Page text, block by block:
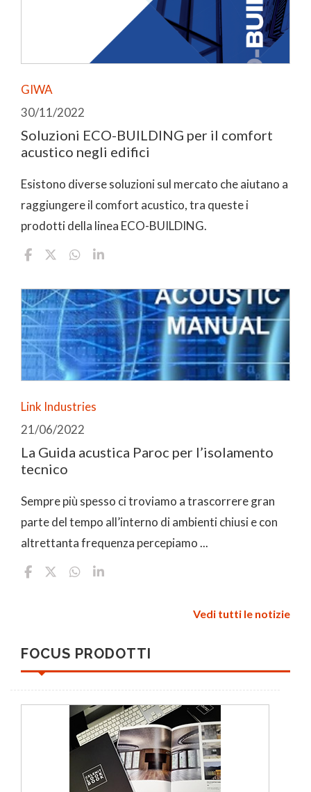
GIWA
30/11/2022
Soluzioni ECO-BUILDING per il comfort
acustico negli edifici
Esistono diverse soluzioni sul mercato che aiutano a
raggiungere il comfort acustico, tra queste i
prodotti della linea ECO-BUILDING.
Link Industries
21/06/2022
La Guida acustica Paroc per l’isolamento
tecnico
Sempre più spesso ci troviamo a trascorrere gran
parte del tempo all’interno di ambienti chiusi e con
altrettanta frequenza percepiamo ...
Vedi tutti le notizie
FOCUS PRODOTTI